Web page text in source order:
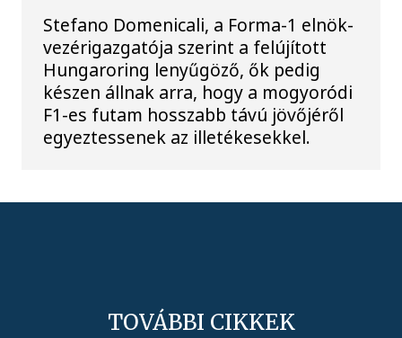
Stefano Domenicali, a Forma-1 elnök-
vezérigazgatója szerint a felújított
Hungaroring lenyűgöző, ők pedig
készen állnak arra, hogy a mogyoródi
F1-es futam hosszabb távú jövőjéről
egyeztessenek az illetékesekkel.
TOVÁBBI CIKKEK